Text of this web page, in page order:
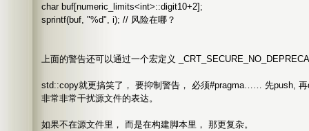
char buf[numeric_limits<int>::digit10+2];
sprintf(buf, "%d", i); // 风险在哪？
上面的警告还可以通过一个宏定义
std::copy就更搞笑了， 要抑制警告， 必须#pragma…… 先push,
非常非常干扰源文件的表达。
如果不在源文件里， 而是在构建脚本里， 那更复杂。